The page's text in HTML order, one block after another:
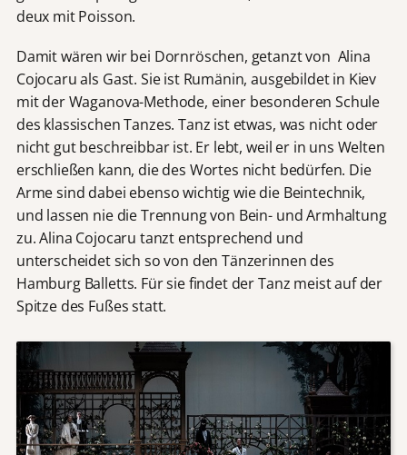
deux mit Poisson.
Damit wären wir bei Dornröschen, getanzt von Alina
Cojocaru als Gast. Sie ist Rumänin, ausgebildet in Kiev
mit der Waganova-Methode, einer besonderen Schule
des klassischen Tanzes. Tanz ist etwas, was nicht oder
nicht gut beschreibbar ist. Er lebt, weil er in uns Welten
erschließen kann, die des Wortes nicht bedürfen. Die
Arme sind dabei ebenso wichtig wie die Beintechnik,
und lassen nie die Trennung von Bein- und Armhaltung
zu. Alina Cojocaru tanzt entsprechend und
unterscheidet sich so von den Tänzerinnen des
Hamburg Balletts. Für sie findet der Tanz meist auf der
Spitze des Fußes statt.